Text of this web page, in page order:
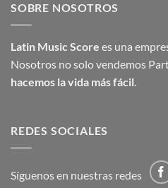
SOBRE NOSOTROS
Latin Music Score es una
Nosotros no solo vendemos
hacemos la vida más fácil
REDES SOCIALES
Síguenos en nuestras redes